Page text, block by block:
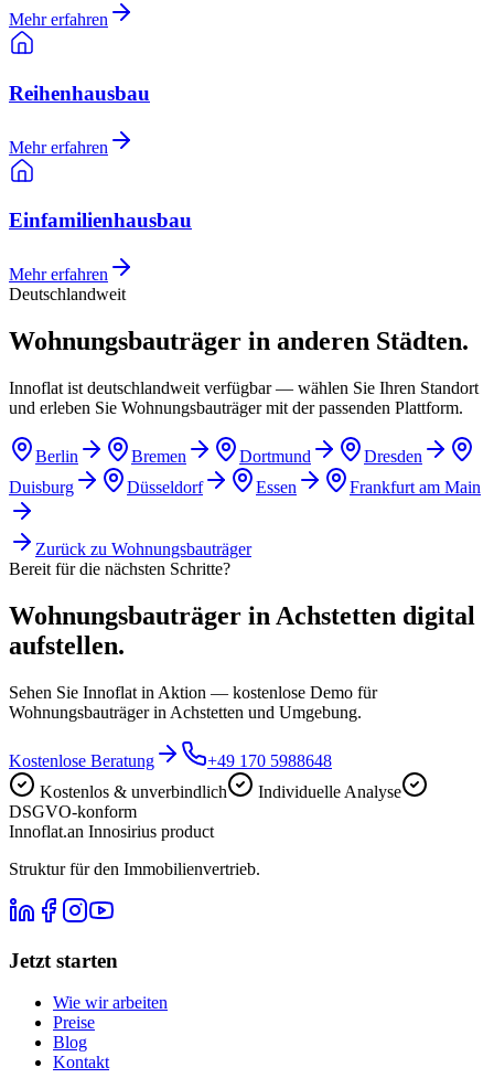
Mehr erfahren
Reihenhausbau
Mehr erfahren
Einfamilienhausbau
Mehr erfahren
Deutschlandweit
Wohnungsbauträger in anderen Städten.
Innoflat ist deutschlandweit verfügbar — wählen Sie Ihren Standort
und erleben Sie Wohnungsbauträger mit der passenden Plattform.
Berlin Bremen Dortmund
Dresden
Duisburg
Düsseldorf Essen Frankfurt am Main
Zurück zu Wohnungsbauträger
Bereit für die nächsten Schritte?
Wohnungsbauträger in Achstetten digital
aufstellen.
Sehen Sie Innoflat in Aktion — kostenlose Demo für
Wohnungsbauträger in Achstetten und Umgebung.
Kostenlose Beratung
+49 170 5988648
Kostenlos & unverbindlich
Individuelle Analyse
DSGVO-konform
Innoflat.an Innosirius product
Struktur für den Immobilienvertrieb.
Jetzt starten
Wie wir arbeiten
Preise
Blog
Kontakt